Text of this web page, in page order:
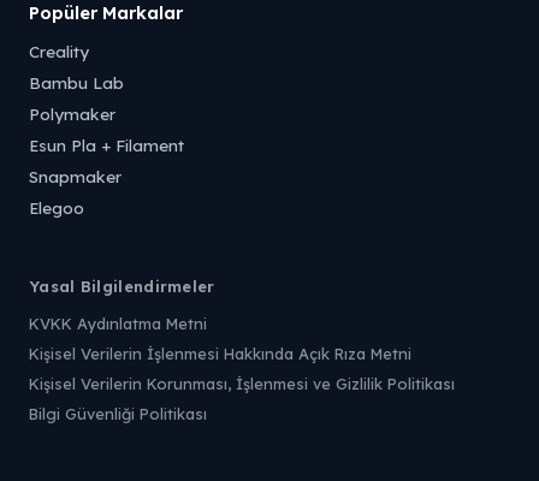
Popüler Markalar
Creality
Bambu Lab
Polymaker
Esun Pla + Filament
Snapmaker
Elegoo
Yasal Bilgilendirmeler
KVKK Aydınlatma Metni
Kişisel Verilerin İşlenmesi Hakkında Açık Rıza Metni
Kişisel Verilerin Korunması, İşlenmesi ve Gizlilik Politikası
Bilgi Güvenliği Politikası